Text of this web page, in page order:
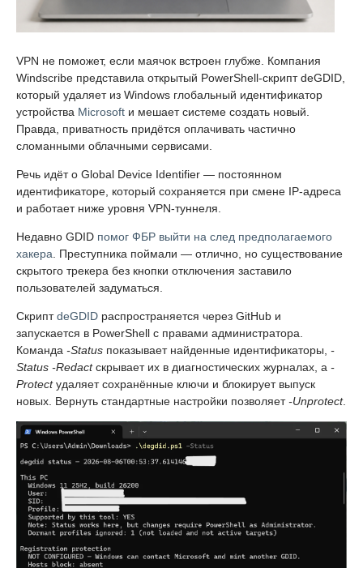
VPN не поможет, если маячок встроен глубже. Компания
Windscribe представила открытый PowerShell-скрипт deGDID,
который удаляет из Windows глобальный идентификатор
устройства Microsoft и мешает системе создать новый.
Правда, приватность придётся оплачивать частично
сломанными облачными сервисами.
Речь идёт о Global Device Identifier — постоянном
идентификаторе, который сохраняется при смене IP-адреса
и работает ниже уровня VPN-туннеля.
Недавно GDID помог ФБР выйти на след предполагаемого
хакера . Преступника поймали — отлично, но существование
скрытого трекера без кнопки отключения заставило
пользователей задуматься.
СкриптdeGDID распространяется через GitHub и
запускается в PowerShell с правами администратора.
Команда -Status показывает найденные идентификаторы, -
Status -Redactскрывает их в диагностических журналах, а -
Protectудаляет сохранённые ключи и блокирует выпуск
новых. Вернуть стандартные настройки позволяет-Unprotect.